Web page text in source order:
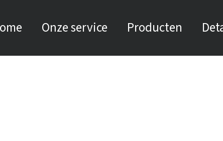
Onze service Producten